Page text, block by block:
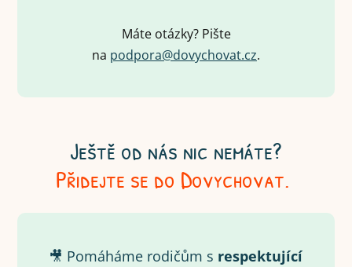
Máte otázky? Pište
na podpora@dovychovat.cz.
Ještě od nás nic nemáte?
Přidejte se do Dovychovat.
🎥 Pomáháme rodičům s respektující